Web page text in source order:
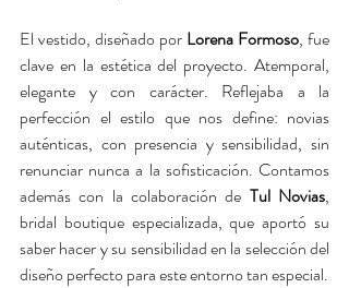
El vestido, diseñado por Lorena Formoso, fue
clave en la estética del proyecto. Atemporal,
elegante y con carácter. Reflejaba a la
perfección el estilo que nos define: novias
auténticas, con presencia y sensibilidad, sin
renunciar nunca a la sofisticación. Contamos
además con la colaboración de Tul Novias,
bridal boutique especializada, que aportó su
saber hacer y su sensibilidad en la selección del
diseño perfecto para este entorno tan especial.